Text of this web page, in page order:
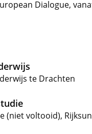
Dialogue,
te Drachten
(niet voltooid),